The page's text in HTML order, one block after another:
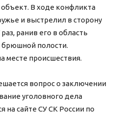
В ходе конфликта
и выстрелил в сторону
ранив его в область
брюшной полости.
месте происшествия.
вопрос о заключении
уголовного дела
на сайте СУ СК России по